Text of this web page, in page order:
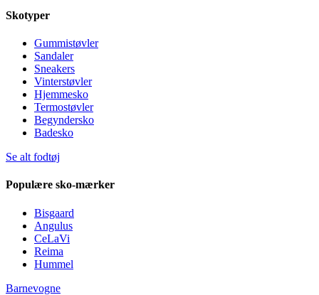
Skotyper
Gummistøvler
Sandaler
Sneakers
Vinterstøvler
Hjemmesko
Termostøvler
Begyndersko
Badesko
Se alt fodtøj
Populære sko-mærker
Bisgaard
Angulus
CeLaVi
Reima
Hummel
Barnevogne